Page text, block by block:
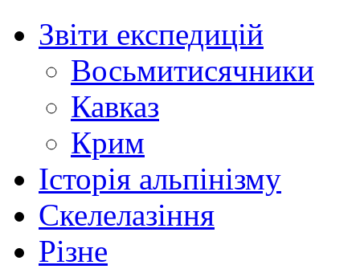
Звіти експедицій
Восьмитисячники
Кавказ
Крим
Історія альпінізму
Скелелазіння
Різне